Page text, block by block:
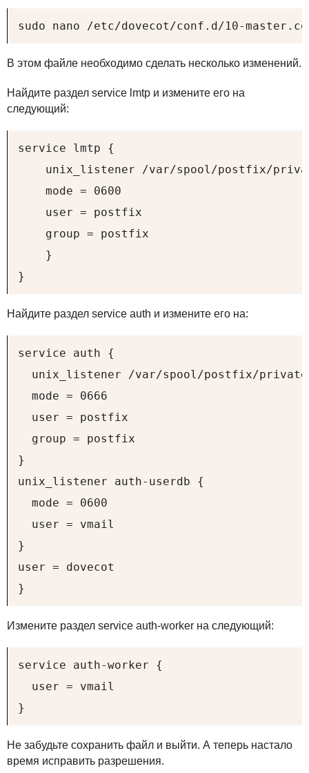
sudo nano /etc/dovecot/conf.d/10-
В этом файле необходимо сделать несколько изменений.
Найдите раздел service lmtp и измените его на
следующий:
service lmtp {
unix_listener /var/spool/postfix/
    mode = 0600
    user = postfix
    group = postfix
    }
}
Найдите раздел service auth и измените его на:
service auth {
unix_listener /var/spool/postfix/
  mode = 0666
  user = postfix
  group = postfix
}
unix_listener auth-userdb {
  mode = 0600
  user = vmail
}
user = dovecot
}
Измените раздел service auth-worker на следующий:
service auth-worker {
  user = vmail
}
Не забудьте сохранить файл и выйти. А теперь настало
время исправить разрешения.